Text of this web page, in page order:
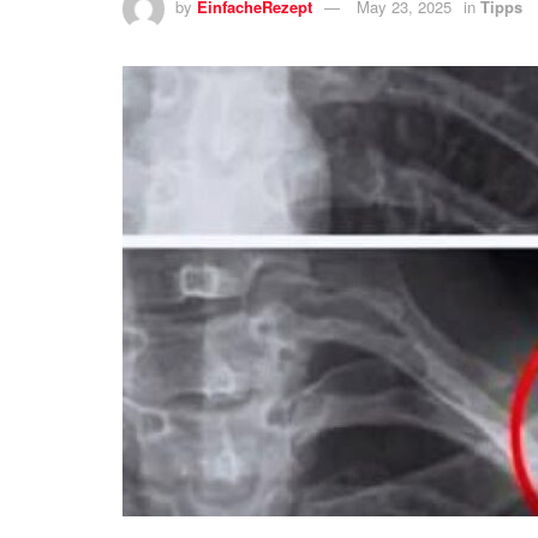
by EinfacheRezept May 23, 2025 in Tipps